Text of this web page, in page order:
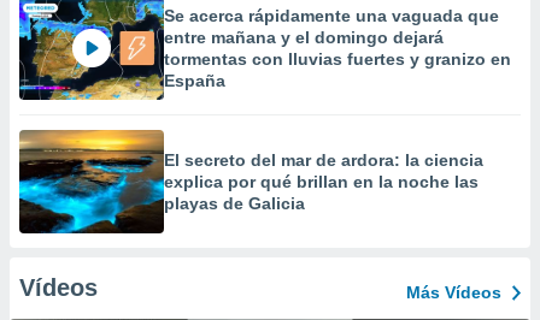
Se acerca rápidamente una vaguada que
entre mañana y el domingo dejará
tormentas con lluvias fuertes y granizo en
España
El secreto del mar de ardora: la ciencia
explica por qué brillan en la noche las
playas de Galicia
Vídeos Más Vídeos